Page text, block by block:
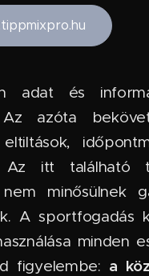
adat és
azóta
Az itt található
minősülnek
A sportfogadás
minden
figyelembe: a